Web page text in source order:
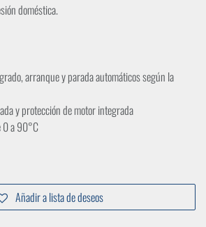
doméstica.
arranque y parada automáticos según la
y protección de motor integrada
0 a 90°C
Añadir a lista de deseos